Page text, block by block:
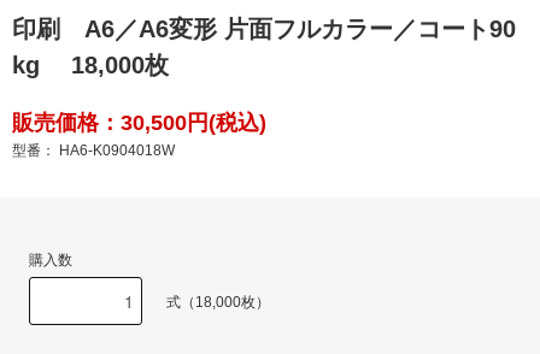
印刷 A6／A6変形 片面フルカラー／コート90
kg 18,000枚
販売価格：30,500円(税込)
型番： HA6-K0904018W
購入数
式（18,000枚）